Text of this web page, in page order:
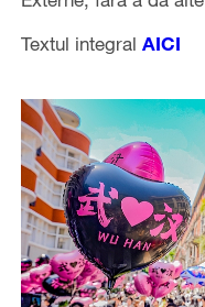
Textul integral AICI